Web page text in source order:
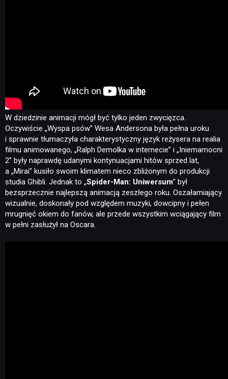
W dziedzinie animacji mógł być tylko jeden zwycięzca.
Oczywiście „Wyspa psów” Wesa Andersona była pełna uroku
i sprawnie tłumaczyła charakterystyczny język reżysera na realia
filmu animowanego, „Ralph Demolka w internecie” i „Iniemamocni
2” były naprawdę udanymi kontynuacjami hitów sprzed lat,
a „Mirai” kusiło swoim klimatem nieco zbliżonym do produkcji
studia Ghibli. Jednak to „Spider-Man: Uniwersum” był
bezsprzecznie najlepszą animacją zeszłego roku. Oszałamiający
wizualnie, doskonały pod względem muzyki, dowcipny i pełen
mrugnięć okiem do fanów, ale przede wszystkim wciągający film
w pełni zasłużył na Oscara.